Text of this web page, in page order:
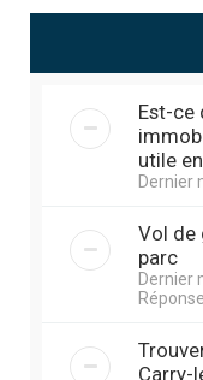
Est-ce
utile
Dernier
Vol de
parc
Dernier
Carry-